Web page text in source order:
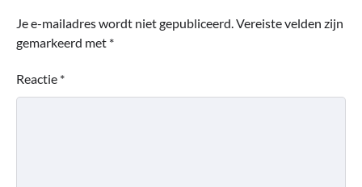
Je e-mailadres wordt niet gepubliceerd.Vereiste velden zijn
gemarkeerd met *
Reactie *